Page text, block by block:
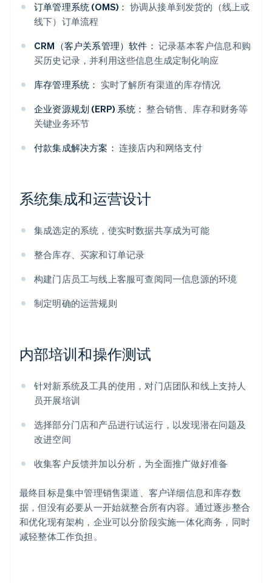
订单管理系统 (OMS)： 协调从接单到发货的（线上或
线下）订单流程
CRM（客户关系管理）软件： 记录基本客户信息和购
买历史记录，并利用这些信息生成定制化响应
库存管理系统： 实时了解所有渠道的库存情况
企业资源规划 (ERP) 系统： 整合销售、库存和财务等
关键业务环节
付款集成解决方案： 连接店内和网络支付
系统集成和运营设计
集成选定的系统，使实时数据共享成为可能
整合库存、买家和订单记录
构建门店员工与线上客服可查阅同一信息源的环境
制定明确的运营规则
内部培训和操作测试
针对新系统及工具的使用，对门店团队和线上支持人
员开展培训
选择部分门店和产品进行试运行，以发现潜在问题及
改进空间
收集客户反馈并加以分析，为全面推广做好准备
最终目标是集中管理销售渠道、客户详细信息和库存数
据，但没有必要从一开始就整合所有内容。通过逐步整合
和优化现有架构，企业可以分阶段实施一体化商务，同时
减轻整体工作负担。